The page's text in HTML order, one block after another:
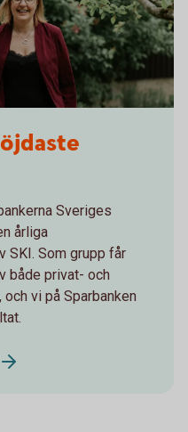
Sveriges
årliga
SKI. Som grupp får
både privat- och
vi på Sparbanken